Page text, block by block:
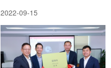
2022-09-15